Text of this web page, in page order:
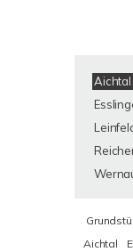
Aichtal
Aichtal